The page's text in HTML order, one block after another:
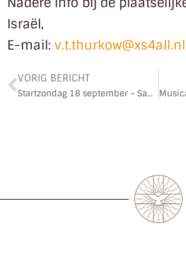
Israël,
E-mail: v.t.thurkow@xs4all.nl
VORIG BERICHT
Startzondag 18 september – Samen aan tafel